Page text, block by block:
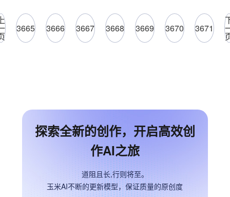
3665 3666 3667 3668 3669 3670 3671
探索全新的创作，开启高效创
作AI之旅
道阻且长,行则将至。
玉米AI不断的更新模型，保证质量的原创度